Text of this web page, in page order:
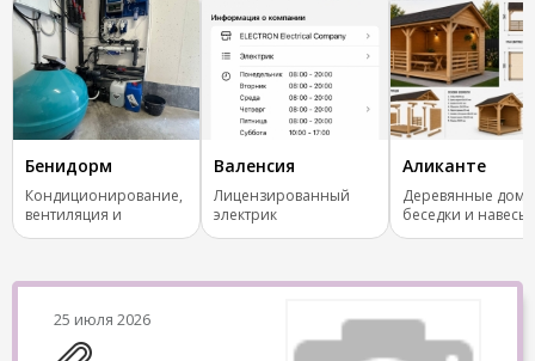
Бенидорм
Кондиционирование,
вентиляция и
отопление.
Валенсия
Лицензированный
электрик
Аликанте
Деревянные
беседки и навесы
ключ
25 июля 2026